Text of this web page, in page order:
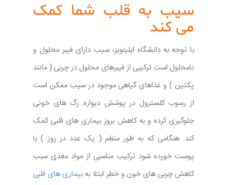
سیب به قلب شما کمک
می کند
با توجه به دانشگاه ایلینویز، سیب دارای فیبر محلول و
نامحلول است ترکیبی از فیبرهای محلول در چربی ( مانند
پکتین ) و غذاهای گیاهی موجود در سیب ممکن است
از رسوب کلسترول در پوشش دیواره رگ های خونی
جلوگیری کرده و به کاهش بروز بیماری های قلبی کمک
کند. هنگامی که به طور منظم ( یک عدد در روز ) با
پوست خورده شود ترکیب مناسبی از مواد مغذی سبب
کاهش چربی های خون و خطر ابتلا به بیماری های قلبی